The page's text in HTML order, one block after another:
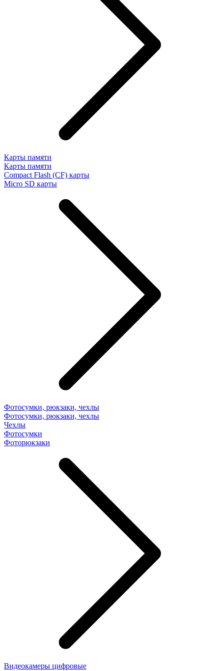
Карты памяти
Карты памяти
Compact Flash (CF) карты
Micro SD карты
Фотосумки, рюкзаки, чехлы
Фотосумки, рюкзаки, чехлы
Чехлы
Фотосумки
Фоторюкзаки
Видеокамеры цифровые